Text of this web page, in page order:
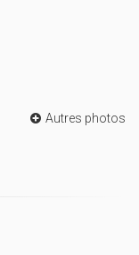
Autres photos